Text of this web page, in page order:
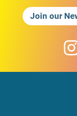
Join our